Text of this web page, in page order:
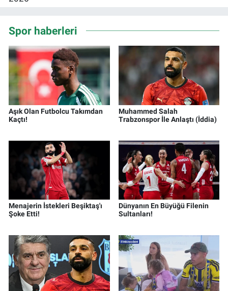
Spor haberleri
Aşık Olan Futbolcu Takımdan
Kaçtı!
Muhammed Salah
Trabzonspor İle Anlaştı (İddia)
Menajerin İstekleri Beşiktaş'ı
Şoke Etti!
Dünyanın En Büyüğü Filenin
Sultanları!